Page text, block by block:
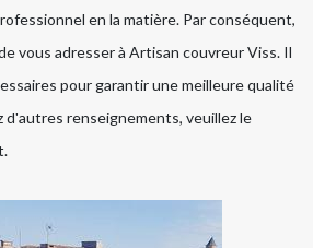
en la matière. Par conséquent,
vous adresser à Artisan couvreur Viss. Il
pour garantir une meilleure qualité
d'autres renseignements, veuillez le